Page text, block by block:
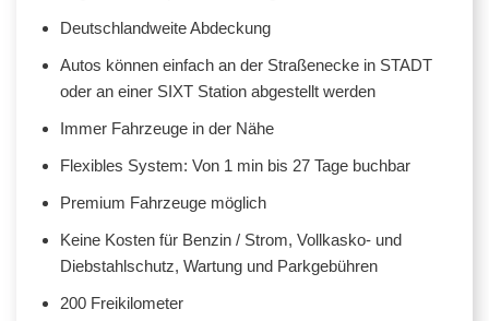
Deutschlandweite Abdeckung
Autos können einfach an der Straßenecke in STADT
oder an einer SIXT Station abgestellt werden
Immer Fahrzeuge in der Nähe
Flexibles System: Von 1 min bis 27 Tage buchbar
Premium Fahrzeuge möglich
Keine Kosten für Benzin / Strom, Vollkasko- und
Diebstahlschutz, Wartung und Parkgebühren
200 Freikilometer